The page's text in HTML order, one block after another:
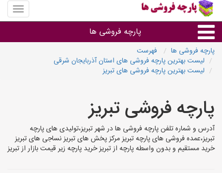
منوی
سایت
فروشی
پارچه فروشی ها
پارچه براساس جنس
پارچه فروشی های هر شهر
پارچه فروشی ها
فهرست
لیست بهترین پارچه فروشی های استان آذربایجان شرقی
لیست بهترین پارچه فروشی های تبریز
پارچه فروشی تبریز
آدرس و شماره تلفن پارچه فروشی ها در شهر تبریز،تولیدی های پارچه
تبریز،عمده فروشی های پارچه تبریز مرکز پخش های تبریز نساجی های تبریز
خرید مستقیم و بدون واسطه پارچه از تبریز خرید پارچه زیر قیمت بازار از تبریز